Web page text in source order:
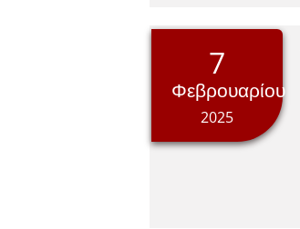
7
Φεβρουαρίου
2025